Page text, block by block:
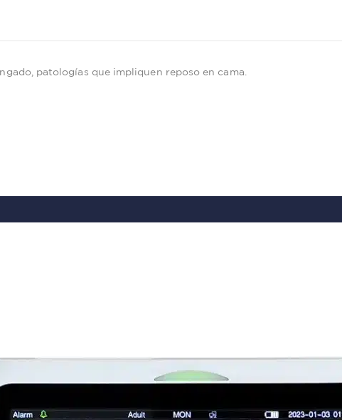
patologías que impliquen reposo en cama.